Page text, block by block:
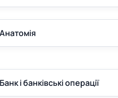
Анатомія
Банк і банківські операції